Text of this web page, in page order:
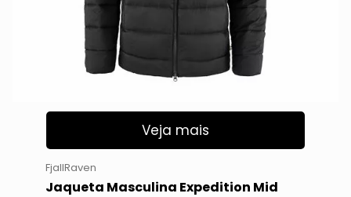
Veja mais
FjallRaven
Jaqueta Masculina Expedition Mid